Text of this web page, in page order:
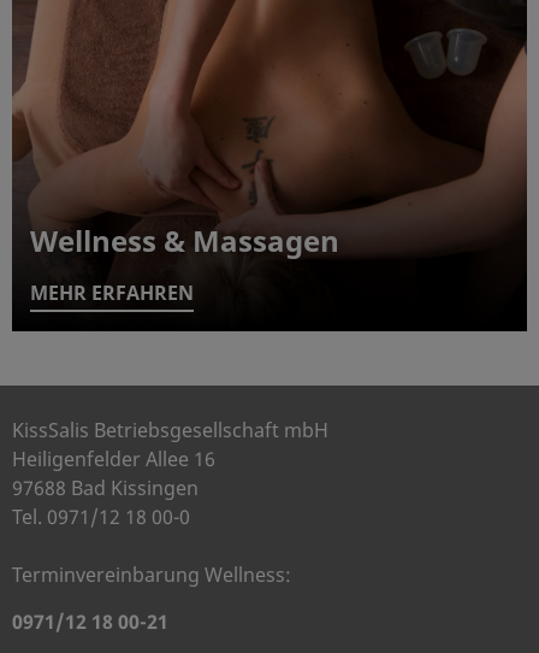
Wellness & Massagen
MEHR ERFAHREN
KissSalis Betriebsgesellschaft mbH
Heiligenfelder Allee 16
97688 Bad Kissingen
Tel. 0971/12 18 00-0
Terminvereinbarung Wellness:
0971/12 18 00-21